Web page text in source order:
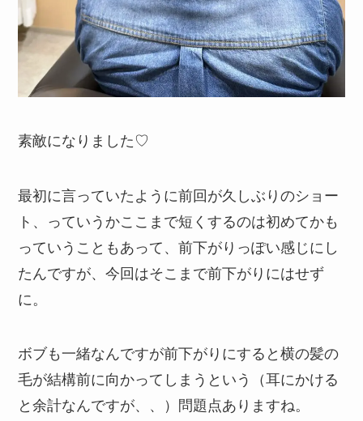
素敵になりました♡
最初に言っていたように前回が久しぶりのショー
ト、っていうかここまで短くするのは初めてかも
っていうこともあって、前下がりっぽい感じにし
たんですが、今回はそこまで前下がりにはせず
に。
ボブも一緒なんですが前下がりにすると横の髪の
毛が結構前に向かってしまうという（耳にかける
と余計なんですが、、）問題点ありますね。